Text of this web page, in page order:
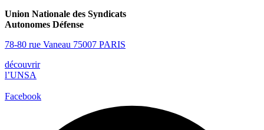
Union Nationale des Syndicats
Autonomes Défense
78-80 rue Vaneau 75007 PARIS
découvrir
l’UNSA
Facebook